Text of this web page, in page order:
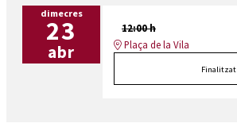
dimecres
23
abr
12:00 h
Plaça de la Vila
Finalitzat